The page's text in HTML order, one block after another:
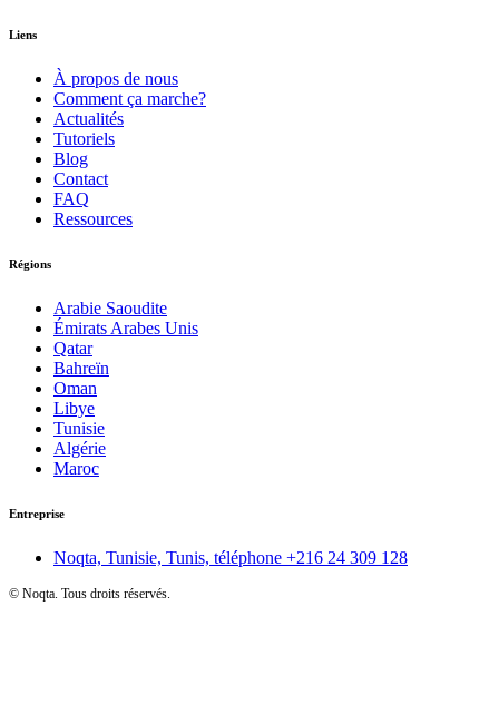
Liens
À propos de nous
Comment ça marche?
Actualités
Tutoriels
Blog
Contact
FAQ
Ressources
Régions
Arabie Saoudite
Émirats Arabes Unis
Qatar
Bahreïn
Oman
Libye
Tunisie
Algérie
Maroc
Entreprise
Noqta, Tunisie, Tunis, téléphone +216 24 309 128
© Noqta. Tous droits réservés.